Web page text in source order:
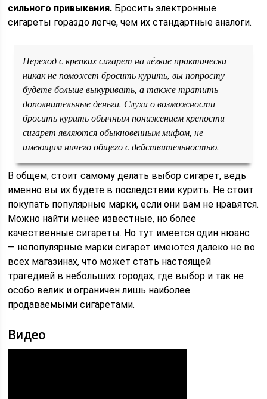
сильного привыкания. Бросить электронные
сигареты гораздо легче, чем их стандартные аналоги.
Переход с крепких сигарет на лёгкие практически
никак не поможет бросить курить, вы попросту
будете больше выкуривать, а также тратить
дополнительные деньги. Слухи о возможности
бросить курить обычным понижением крепости
сигарет являются обыкновенным мифом, не
имеющим ничего общего с действительностью.
В общем, стоит самому делать выбор сигарет, ведь
именно вы их будете в последствии курить. Не стоит
покупать популярные марки, если они вам не нравятся.
Можно найти менее известные, но более
качественные сигареты. Но тут имеется один нюанс
— непопулярные марки сигарет имеются далеко не во
всех магазинах, что может стать настоящей
трагедией в небольших городах, где выбор и так не
особо велик и ограничен лишь наиболее
продаваемыми сигаретами.
Видео